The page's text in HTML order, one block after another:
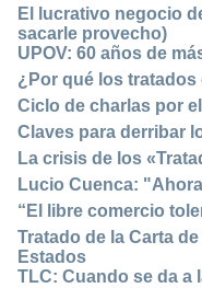
El lucrativo negocio
sacarle provecho)
UPOV: 60 años de
¿Por qué los
Ciclo de charlas por
Claves para derribar
La crisis de los
Lucio Cuenca:
“El libre comercio
Tratado de la Carta
Estados
TLC: Cuando se da a